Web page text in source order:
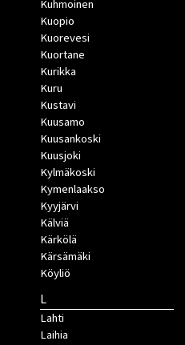
Kuhmoinen
Kuopio
Kuorevesi
Kuortane
Kurikka
Kuru
Kustavi
Kuusamo
Kuusankoski
Kuusjoki
Kylmäkoski
Kymenlaakso
Kyyjärvi
Kälviä
Kärkölä
Kärsämäki
Köyliö
L
Lahti
Laihia